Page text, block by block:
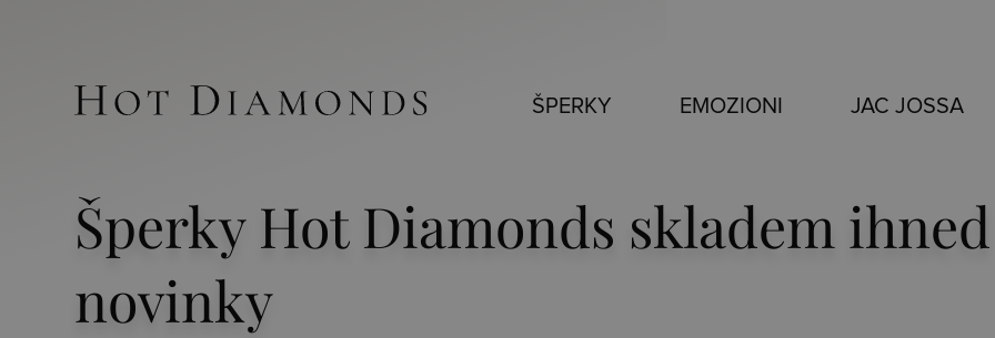
ŠPERKY EMOZIONI JAC JOSSA
Šperky Hot Diamonds skladem
novinky